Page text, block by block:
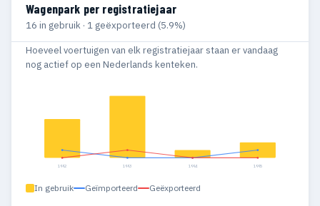
Wagenpark per registratiejaar
16 in gebruik · 1 geëxporteerd (5.9%)
Hoeveel voertuigen van elk registratiejaar staan er vandaag
nog actief op een Nederlands kenteken.
1992 1993 1994 1995
In gebruik Geïmporteerd Geëxporteerd